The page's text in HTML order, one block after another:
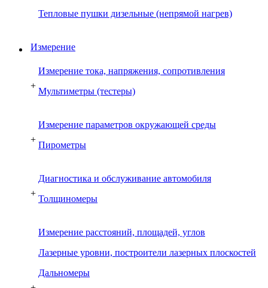
Тепловые пушки дизельные (непрямой нагрев)
Измерение
+
Измерение тока, напряжения, сопротивления
Мультиметры (тестеры)
+
Измерение параметров окружающей среды
Пирометры
+
Диагностика и обслуживание автомобиля
Толщиномеры
Измерение расстояний, площадей, углов
Лазерные уровни, построители лазерных плоскостей
Дальномеры